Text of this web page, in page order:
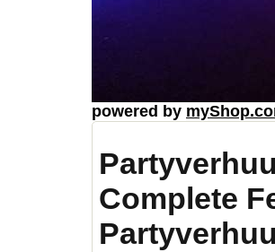
powered by
Complete